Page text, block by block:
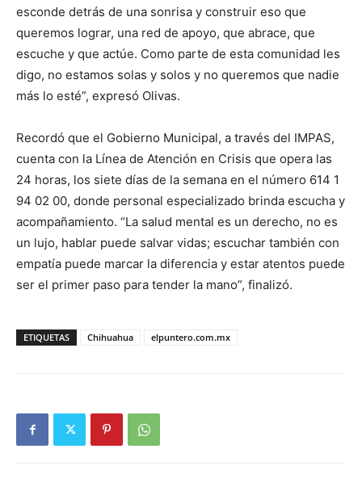
esconde detrás de una sonrisa y construir eso que
queremos lograr, una red de apoyo, que abrace, que
escuche y que actúe. Como parte de esta comunidad les
digo, no estamos solas y solos y no queremos que nadie
más lo esté”, expresó Olivas.
Recordó que el Gobierno Municipal, a través del IMPAS,
cuenta con la Línea de Atención en Crisis que opera las
24 horas, los siete días de la semana en el número 614 1
94 02 00, donde personal especializado brinda escucha y
acompañamiento. “La salud mental es un derecho, no es
un lujo, hablar puede salvar vidas; escuchar también con
empatía puede marcar la diferencia y estar atentos puede
ser el primer paso para tender la mano”, finalizó.
ETIQUETAS Chihuahua elpuntero.com.mx